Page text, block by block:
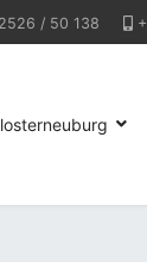
/ 50 138